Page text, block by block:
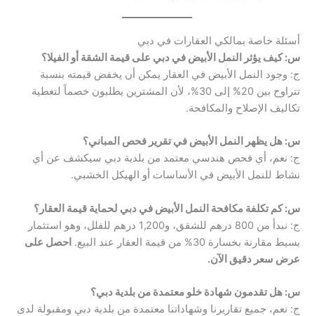
أسئلة خاصة بمالكي العقارات في دبي
س: كيف يؤثر النمل الأبيض في دبي على قيمة الشقة أو الفيلا؟
ج: وجود النمل الأبيض في العقار يمكن أن يخفض قيمته بنسبة
تتراوح بين 20% إلى 30%، لأن المشترين يطلبون خصماً لتغطية
تكاليف الإصلاح والمكافحة.
س: هل يظهر النمل الأبيض في تقرير فحص المباني؟
ج: نعم، أي فحص هندسي معتمد من بلدية دبي سيكشف عن أي
نشاط للنمل الأبيض في الأساسات أو الهيكل الخشبي.
س: كم تكلفة مكافحة النمل الأبيض في دبي لحماية قيمة العقار؟
ج: نبدأ من 800 درهم للشقق، و1,200 درهم للفلل، وهو استثمار
بسيط مقارنة بخسارة 30% من قيمة العقار عند البيع.
احصل على
عرض سعر دقيق الآن.
س: هل تقدمون شهادة خلو معتمدة من بلدية دبي؟
ج: نعم، جميع تقاريرنا وشهاداتنا معتمدة من بلدية دبي ومقبولة لدى